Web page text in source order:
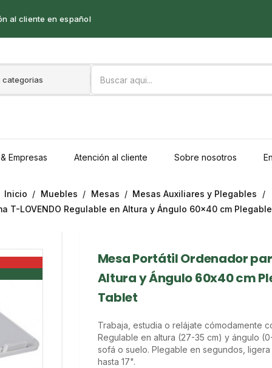
al cliente en español
Empresas Atención al cliente Sobre nosotros
Inicio Muebles Mesas
Mesas Auxiliares y Plegables
T-LOVENDO Regulable en Altura y Ángulo 60x40 cm
Mesa Portátil Ordenador
Altura y Ángulo 60x40 cm
Tablet
Trabaja, estudia o relájate cómodamente
Regulable en altura (27-35 cm) y ángulo
sofá o suelo. Plegable en segundos,
hasta 17".